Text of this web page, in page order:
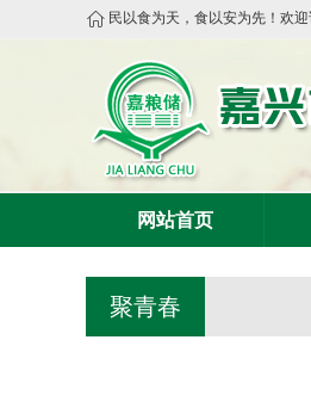
民以食为天，食以安为先！欢
网站首页
聚青春